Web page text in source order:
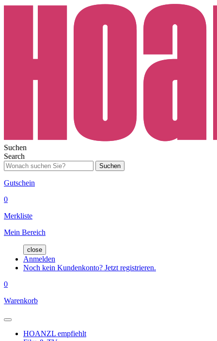
Suchen
Search
Suchen
Gutschein
0
Merkliste
Mein Bereich
close
Anmelden
Noch kein Kundenkonto? Jetzt registrieren.
0
Warenkorb
HOANZL empfiehlt